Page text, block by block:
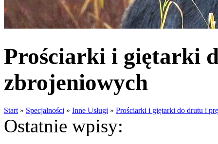
Prościarki i giętarki
zbrojeniowych
Start » Specjalności » Inne Usługi » Prościarki i giętarki do drutu i
Ostatnie wpisy: